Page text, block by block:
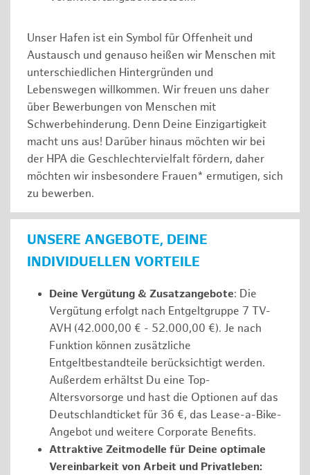
Unser Hafen ist ein Symbol für Offenheit und
Austausch und genauso heißen wir Menschen mit
unterschiedlichen Hintergründen und
Lebenswegen willkommen. Wir freuen uns daher
über Bewerbungen von Menschen mit
Schwerbehinderung. Denn Deine Einzigartigkeit
macht uns aus! Darüber hinaus möchten wir bei
der HPA die Geschlechtervielfalt fördern, daher
möchten wir insbesondere Frauen* ermutigen, sich
zu bewerben.
UNSERE ANGEBOTE, DEINE
INDIVIDUELLEN VORTEILE
Deine Vergütung & Zusatzangebote: Die
Vergütung erfolgt nach Entgeltgruppe 7 TV-
AVH (42.000,00 € - 52.000,00 €). Je nach
Funktion können zusätzliche
Entgeltbestandteile berücksichtigt werden.
Außerdem erhältst Du eine Top-
Altersvorsorge und hast die Optionen auf das
Deutschlandticket für 36 €, das Lease-a-Bike-
Angebot und weitere Corporate Benefits.
Attraktive Zeitmodelle für Deine optimale
Vereinbarkeit von Arbeit und Privatleben: